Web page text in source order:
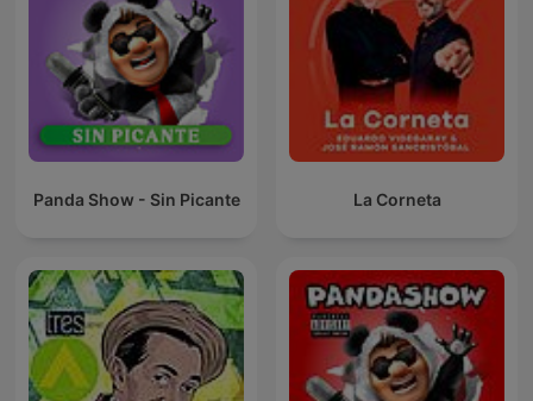
Panda Show - Sin Picante La Corneta